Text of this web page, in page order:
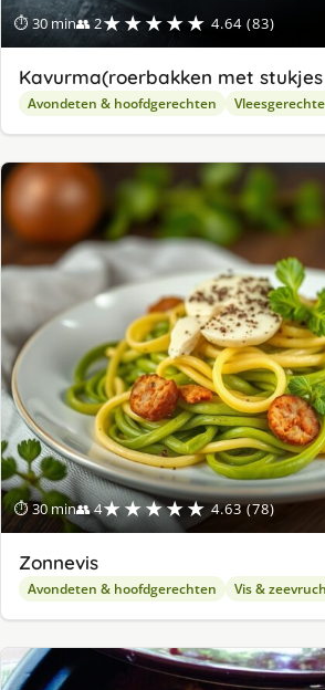
⏱ 30 min👥 2★★★★★ 4.64 (83)
Kavurma(roerbakken met
Avondeten & hoofdgerechten
⏱ 30 min👥 4★★★★★ 4.63 (78)
Zonnevis
Avondeten & hoofdgerechten Vis &